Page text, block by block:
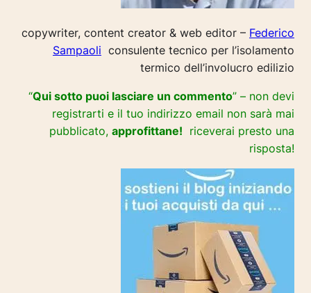
copywriter, content creator & web editor – Federico
Sampaoli consulente tecnico per l’isolamento
termico dell’involucro edilizio
“Qui sotto puoi lasciare un commento” – non devi
registrarti e il tuo indirizzo email non sarà mai
pubblicato, approfittane! riceverai presto una
risposta!